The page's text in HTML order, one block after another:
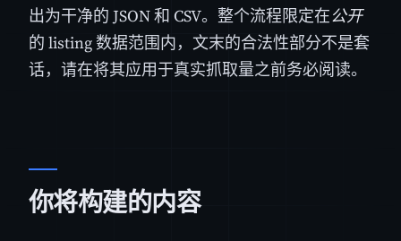
出为干净的 JSON 和 CSV。整个流程限定在公开
的 listing 数据范围内，文末的合法性部分不是套
话，请在将其应用于真实抓取量之前务必阅读。
你将构建的内容